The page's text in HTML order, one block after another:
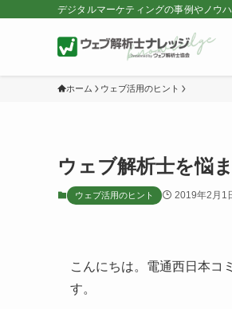
デジタルマーケティングの事例やノウ
ホーム ウェブ活用のヒント
ウェブ解析士を悩
ウェブ活用のヒント 2019年2月1
こんにちは。電通西日本コ
す。